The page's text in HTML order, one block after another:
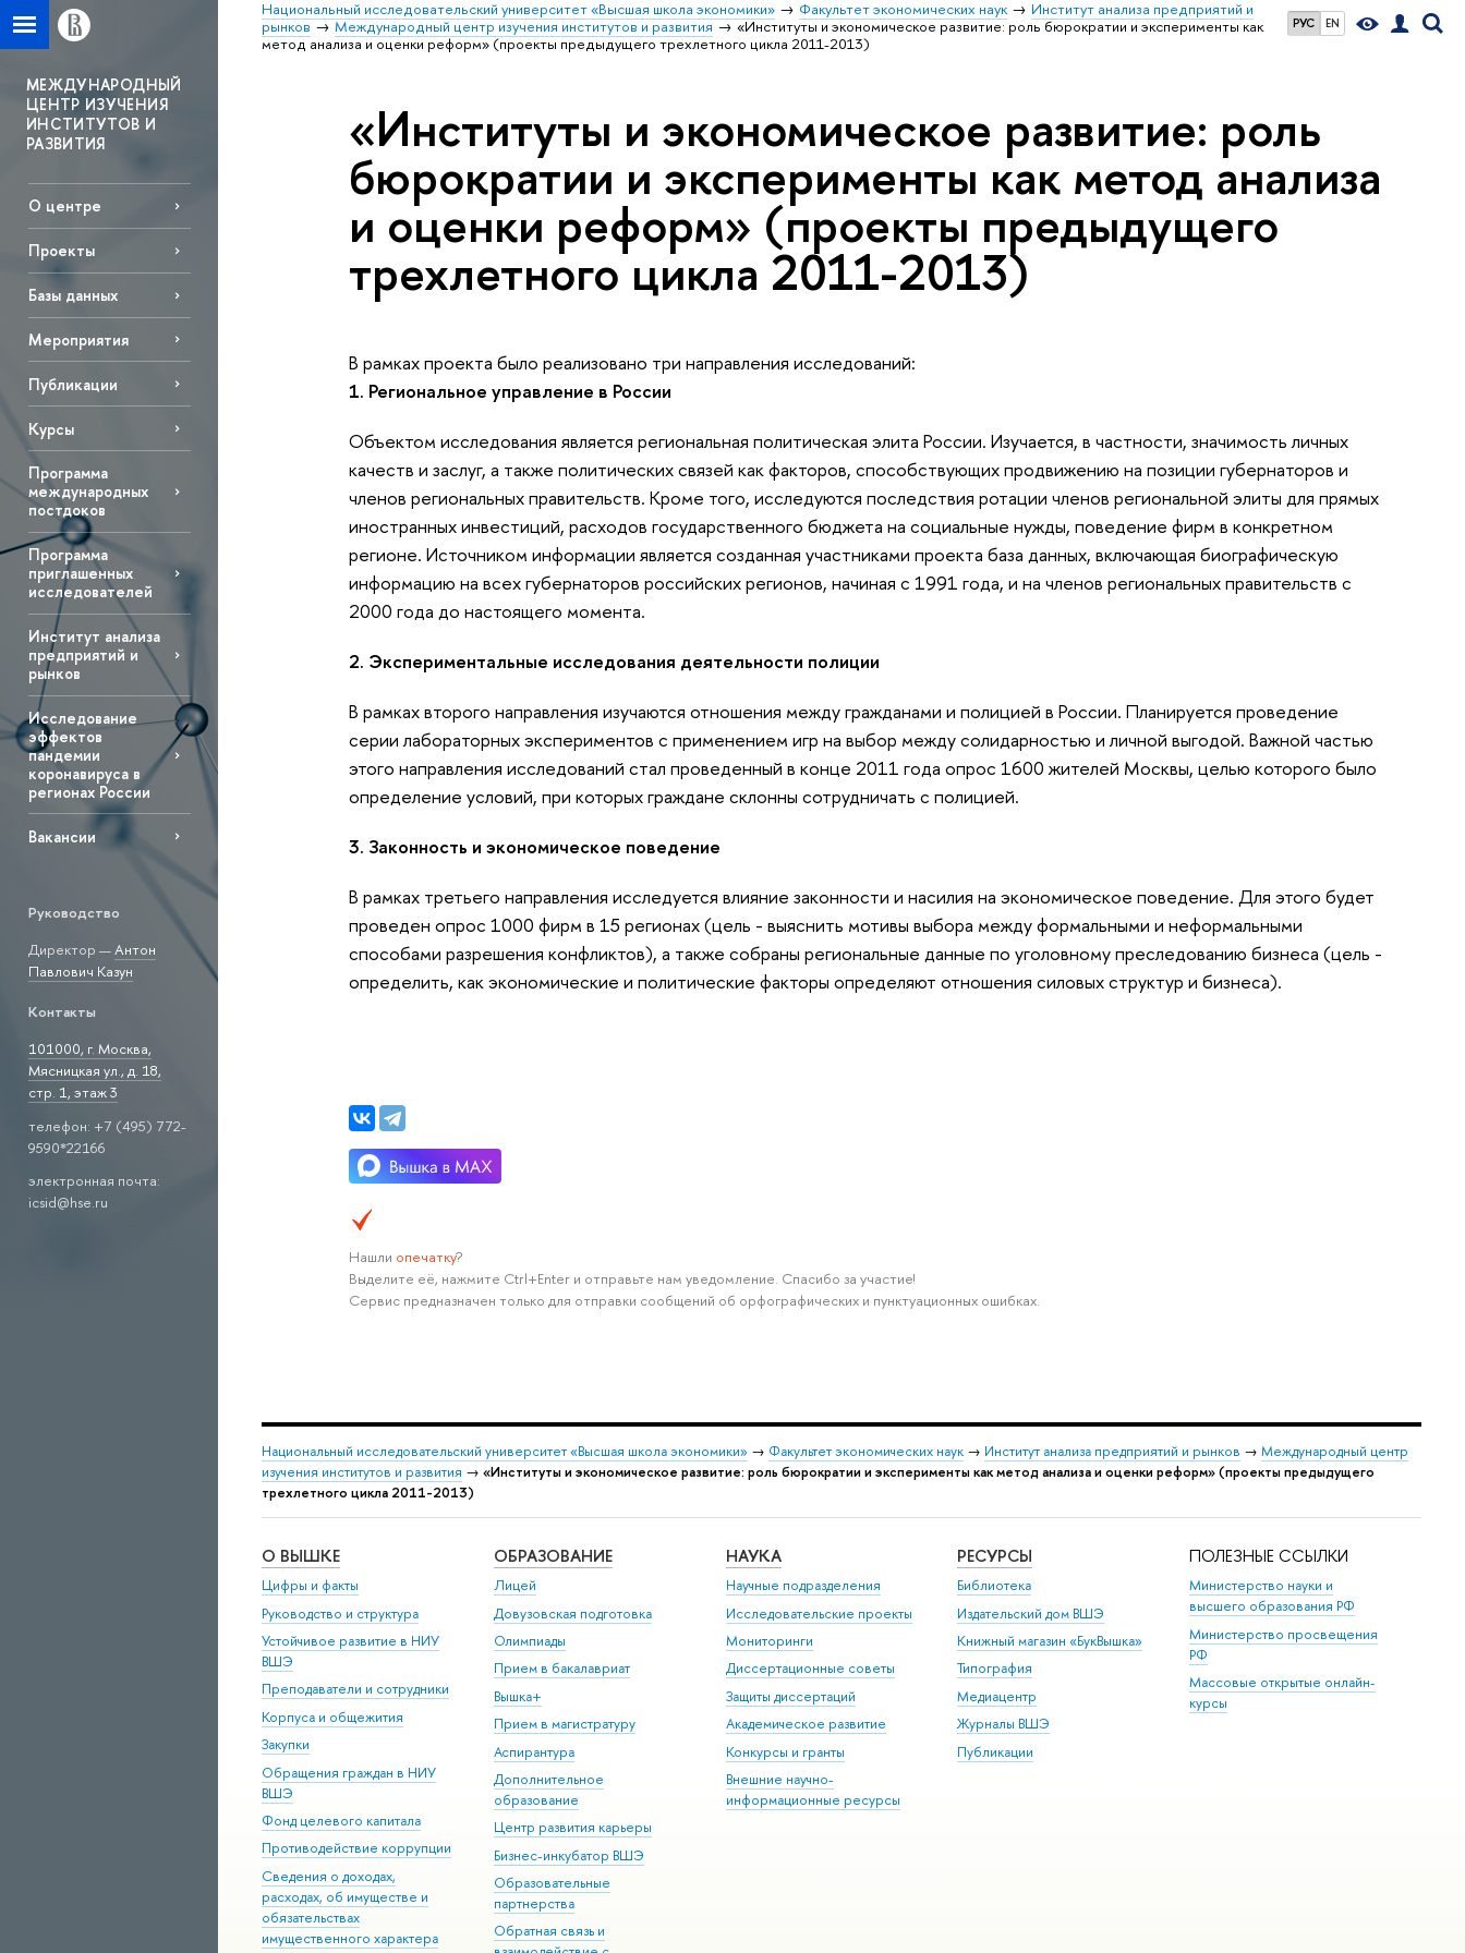
РУС EN
Национальный исследовательский университет «Высшая школа экономики» Факультет экономических наук
Институт анализа предприятий и
рынков
Международный центр изучения институтов и развития
«Институты и экономическое развитие: роль бюрократии и эксперименты как
метод анализа и оценки реформ» (проекты предыдущего трехлетного цикла 2011-2013)
МЕЖДУНАРОДНЫЙ
ЦЕНТР ИЗУЧЕНИЯ
ИНСТИТУТОВ И
РАЗВИТИЯ
О центре
Проекты
Базы данных
Mероприятия
Публикации
Курсы
Программа
международных
постдоков
Программа
приглашенных
исследователей
Институт анализа
предприятий и
рынков
Исследование
эффектов
пандемии
коронавируса в
регионах России
Вакансии
Руководство
Директор —Антон
Павлович Казун
Контакты
101000, г. Москва,
Мясницкая ул., д. 18,
стр. 1, этаж 3
телефон: +7 (495) 772-
9590*22166
электронная почта:
icsid@hse.ru
«Институты и экономическое развитие: роль
бюрократии и эксперименты как метод анализа
и оценки реформ» (проекты предыдущего
трехлетного цикла 2011-2013)
В рамках проекта было реализовано три направления исследований:
1. Региональное управление в России
Объектом исследования является региональная политическая элита России. Изучается, в частности, значимость личных
качеств и заслуг, а также политических связей как факторов, способствующих продвижению на позиции губернаторов и
членов региональных правительств. Кроме того, исследуются последствия ротации членов региональной элиты для прямых
иностранных инвестиций, расходов государственного бюджета на социальные нужды, поведение фирм в конкретном
регионе. Источником информации является созданная участниками проекта база данных, включающая биографическую
информацию на всех губернаторов российских регионов, начиная с 1991 года, и на членов региональных правительств с
2000 года до настоящего момента.
2. Экспериментальные исследования деятельности полиции
В рамках второго направления изучаются отношения между гражданами и полицией в России. Планируется проведение
серии лабораторных экспериментов с применением игр на выбор между солидарностью и личной выгодой. Важной частью
этого направления исследований стал проведенный в конце 2011 года опрос 1600 жителей Москвы, целью которого было
определение условий, при которых граждане склонны сотрудничать с полицией.
3. Законность и экономическое поведение
В рамках третьего направления исследуется влияние законности и насилия на экономическое поведение. Для этого будет
проведен опрос 1000 фирм в 15 регионах (цель - выяснить мотивы выбора между формальными и неформальными
способами разрешения конфликтов), а также собраны региональные данные по уголовному преследованию бизнеса (цель -
определить, как экономические и политические факторы определяют отношения силовых структур и бизнеса).
Нашли опечатку?
Выделите её, нажмите Ctrl+Enter и отправьте нам уведомление. Спасибо за участие!
Сервис предназначен только для отправки сообщений об орфографических и пунктуационных ошибках.
Национальный исследовательский университет «Высшая школа экономики» → Факультет экономических наук → Институт анализа предприятий и рынков → Международный центр
изучения институтов и развития → «Институты и экономическое развитие: роль бюрократии и эксперименты как метод анализа и оценки реформ» (проекты предыдущего
трехлетного цикла 2011-2013)
О ВЫШКЕ
Цифры и факты
Руководство и структура
Устойчивое развитие в НИУ
ВШЭ
Преподаватели и сотрудники
Корпуса и общежития
Закупки
Обращения граждан в НИУ
ВШЭ
Фонд целевого капитала
Противодействие коррупции
Сведения о доходах,
расходах, об имуществе и
обязательствах
имущественного характера
ОБРАЗОВАНИЕ
Лицей
Довузовская подготовка
Олимпиады
Прием в бакалавриат
Вышка+
Прием в магистратуру
Аспирантура
Дополнительное
образование
Центр развития карьеры
Бизнес-инкубатор ВШЭ
Образовательные
партнерства
Обратная связь и
НАУКА
Научные подразделения
Исследовательские проекты
Мониторинги
Диссертационные советы
Защиты диссертаций
Академическое развитие
Конкурсы и гранты
Внешние научно-
информационные ресурсы
РЕСУРСЫ
Библиотека
Издательский дом ВШЭ
Книжный магазин «БукВышка»
Типография
Медиацентр
Журналы ВШЭ
Публикации
ПОЛЕЗНЫЕ ССЫЛКИ
Министерство науки и
высшего образования РФ
Министерство просвещения
РФ
Массовые открытые онлайн-
курсы